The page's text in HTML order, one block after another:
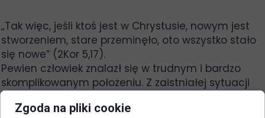
„Tak więc, jeśli ktoś jest w Chrystusie, nowym jest
stworzeniem, stare przeminęło, oto wszystko stało
się nowe” (2Kor 5,17).
Pewien człowiek znalazł się w trudnym i bardzo
skomplikowanym położeniu. Z zaistniałej sytuacji
nie widział już możliwości wyjścia. W tych
okolicznościach ktoś przypadkowo zwrócił się do
Zgoda na pliki cookie